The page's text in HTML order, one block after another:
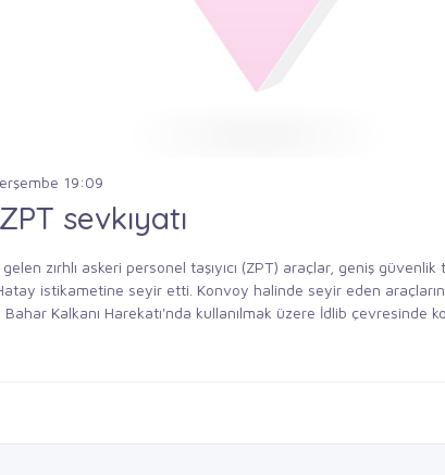
19:09
sevkıyatı
zırhlı askeri personel taşıyıcı (ZPT) araçlar, geniş güvenlik
istikametine seyir etti. Konvoy halinde seyir eden
Kalkanı Harekatı'nda kullanılmak üzere İdlib çevresinde